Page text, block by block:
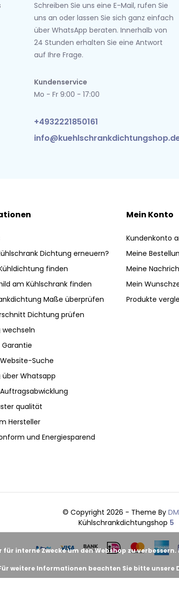
Schreiben Sie uns eine E-Mail, rufen Sie
uns an oder lassen Sie sich ganz einfach
über WhatsApp beraten. Innerhalb von
24 Stunden erhalten Sie eine Antwort
auf Ihre Frage.
Kundenservice
Mo - Fr 9:00 - 17:00
+4932221850161
Dichtung erneuern?
finden
am Kühlschrank finden
Maße überprüfen
Dichtung prüfen
Garantie
Suche
über Whatsapp
qualität
Hersteller
und Energiesparend
Mein Konto
Kundenkonto
Meine
Meine
Mein
Produkte
© Copyright 2026 - Theme By
Kühlschrankdichtungshop 5
interne Zwecke um den Webshop zu
weitere Informationen beachten Sie bitte unsere